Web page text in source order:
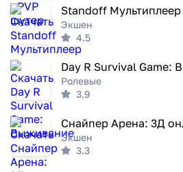
Standoff Мультиплеер
Экшен
4.5
Ролевые
3.9
Экшен
3.3